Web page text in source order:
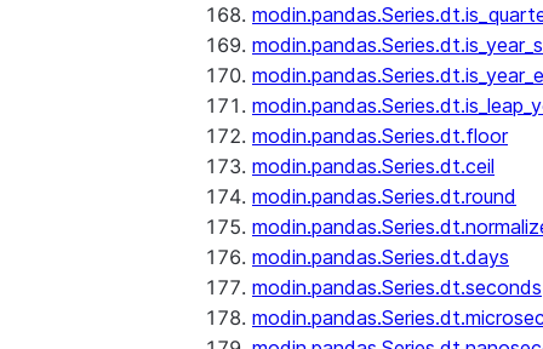
modin.pandas.Series.dt.floor
modin.pandas.Series.dt.ceil
modin.pandas.Series.dt.round
modin.pandas.Series.dt.days
modin.pandas.Series.dt.seconds